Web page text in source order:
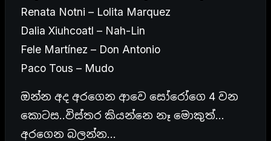
Renata Notni – Lolita Marquez
Dalia Xiuhcoatl – Nah-Lin
Fele Martínez – Don Antonio
Paco Tous – Mudo
ඔන්න අද අරගෙන ආවෙ සෝරෝගෙ 4 වන
කොටස..විස්තර කියන්නෙ නෑ මොකුත්…
අරගෙන බලන්න…